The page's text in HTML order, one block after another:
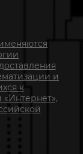
и
к